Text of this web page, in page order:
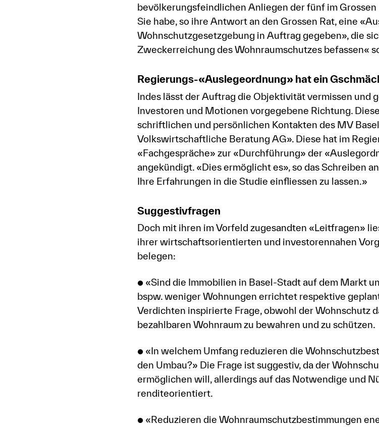
bevölkerungsfeindlichen Anliegen der fünf im
Sie habe, so ihre Antwort an den Grossen Rat, eine
Wohnschutzgesetzgebung in Auftrag gegeben», die
Zweckerreichung des Wohnraumschutzes befassen«
Regierungs-«Auslegeordnung» hat ein
Indes lässt der Auftrag die Objektivität vermissen und
Investoren und Motionen vorgegebene Richtung.
schriftlichen und persönlichen Kontakten des MV
Volkswirtschaftliche Beratung AG». Diese hat im
«Fachgespräche» zur «Durchführung» der
angekündigt. «Dies ermöglicht es», so das Schreiben
Ihre Erfahrungen in die Studie einfliessen zu lassen.»
Suggestivfragen
Doch mit ihren im Vorfeld zugesandten «Leitfragen»
ihrer wirtschaftsorientierten und investorennahen
belegen:
● «Sind die Immobilien in Basel-Stadt auf dem Markt
bspw. weniger Wohnungen errichtet respektive
Verdichten inspirierte Frage, obwohl der Wohnschutz
bezahlbaren Wohnraum zu bewahren und zu schützen.
● «In welchem Umfang reduzieren die
den Umbau?» Die Frage ist suggestiv, da der
ermöglichen will, allerdings auf das Notwendige und
renditeorientiert.
● «Reduzieren die Wohnraumschutzbestimmungen